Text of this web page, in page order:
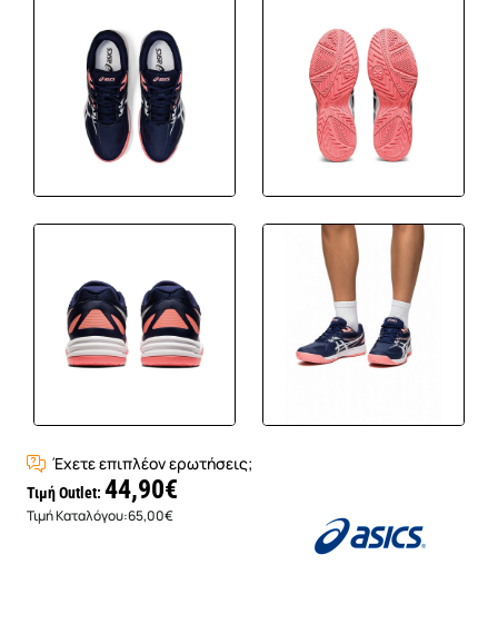
Έχετε επιπλέον ερωτήσεις;
Τιμή Outlet: 44,90€
Τιμή Καταλόγου:65,00€